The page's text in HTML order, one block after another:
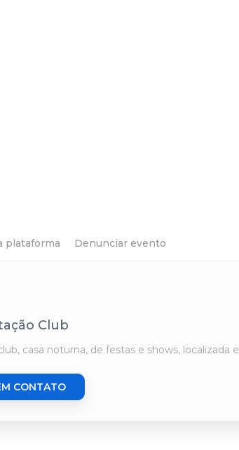
plataforma Denunciar evento
Club
casa noturna, de festas e shows,
CONTATO